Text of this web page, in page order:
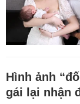
Hình ảnh
gái lại nhận